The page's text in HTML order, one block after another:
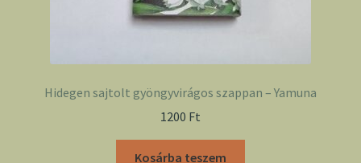
Hidegen sajtolt gyöngyvirágos szappan – Yamuna
1200 Ft
Kosárba teszem